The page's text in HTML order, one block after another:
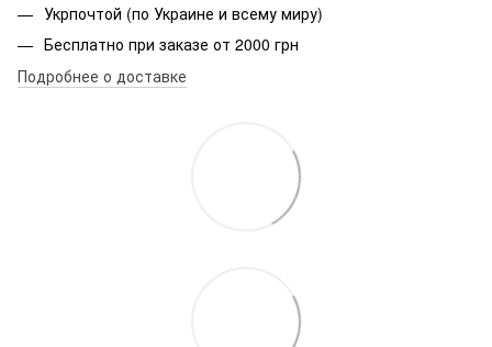
Укрпочтой (по Украине и всему миру)
Бесплатно при заказе от 2000 грн
Подробнее о доставке